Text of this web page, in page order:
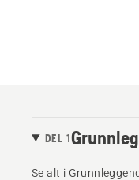
DEL 1
Se alt i